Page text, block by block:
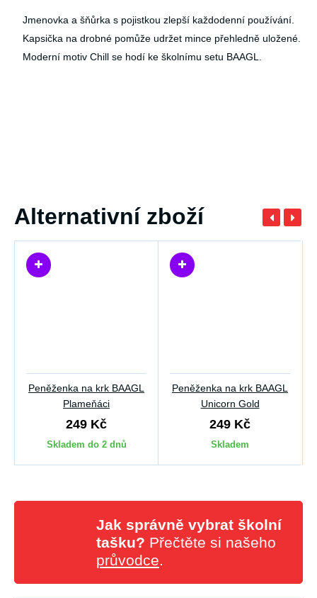
Jmenovka a šňůrka s pojistkou zlepší každodenní používání.
Kapsička na drobné pomůže udržet mince přehledně uložené.
Moderní motiv Chill se hodí ke školnímu setu BAAGL.
Alternativní zboží
Peněženka na krk BAAGL
Plameňáci
249 Kč
Skladem do 2 dnů
Peněženka na krk BAAGL
Unicorn Gold
249 Kč
Skladem
Jak správně vybrat školní
tašku? Přečtěte si našeho
průvodce.